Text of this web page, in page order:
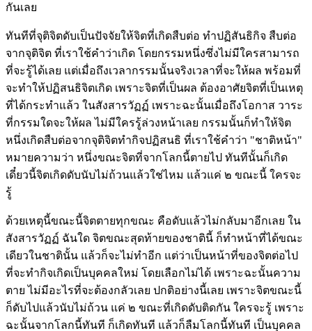
กันเลย
ทันทีที่จุติจิตดับเป็นปัจจัยให้จิตที่เกิดสืบต่อ ทำปฏิสันธิกิจ สืบต่อ
จากจุติจิต ที่เราใช้คำว่าเกิด โดยกรรมหนึ่งซึ่งไม่มีใครสามารถ
ที่จะรู้ได้เลย แต่เมื่อถึงเวลากรรมนั้นจริงเวลาที่จะให้ผล พร้อมที่
จะทำให้ปฏิสนธิจิตเกิด เพราะจิตที่เป็นผล ต้องอาศัยจิตที่เป็นเหตุ
ที่ได้กระทำแล้ว ในสังสารวัฏฏ์ เพราะฉะนั้นเมื่อถึงโอกาส วาระ
ที่กรรมใดจะให้ผล ไม่มีใครรู้ล่วงหน้าเลย กรรมนั้นก็ทำให้จิต
หนึ่งเกิดสืบต่อจากจุติจิตทำกิจปฏิสนธิ ที่เราใช้คำว่า "ชาติหน้า"
หมายความว่า หนึ่งขณะจิตที่จากโลกนี้ตายไป ทันทีนั้นก็เกิด
เดี๋ยวนี้จิตเกิดดับนับไม่ถ้วนแล้วใช่ไหม แล้วแค่ ๒ ขณะนี้ ใครจะ
รู้
ด้วยเหตุนี้ขณะนี้จิตตายทุกขณะ คือดับแล้วไม่กลับมาอีกเลย ใน
สังสารวัฏฏ์ ฉันใด จิตขณะสุดท้ายของชาตินี้ ก็ทำหน้าที่ได้ขณะ
เดียวในชาตินั้น แล้วก็จะไม่ทำอีก แต่ว่าเป็นหน้าที่ของจิตต่อไป
ที่จะทำกิจเกิดเป็นบุคคลใหม่ โดยเลือกไม่ได้ เพราะฉะนั้นความ
ตาย ไม่มีอะไรที่จะต้องกลัวเลย ปกติอย่างนี้เลย เพราะจิตขณะนี้
ก็ดับไปแล้วนับไม่ถ้วน แค่ ๒ ขณะที่เกิดดับติดกัน ใครจะรู้ เพราะ
ฉะนั้นจากโลกนี้ทันที ก็เกิดทันที แล้วก็ลืมโลกนี้ทันที เป็นบุคคล